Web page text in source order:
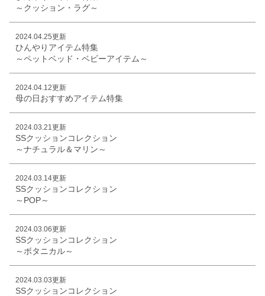
～クッション・ラグ～
2024.04.25更新
ひんやりアイテム特集
～ペットベッド・ベビーアイテム～
2024.04.12更新
母の日おすすめアイテム特集
2024.03.21更新
SSクッションコレクション
～ナチュラル＆マリン～
2024.03.14更新
SSクッションコレクション
～POP～
2024.03.06更新
SSクッションコレクション
～ボタニカル～
2024.03.03更新
SSクッションコレクション